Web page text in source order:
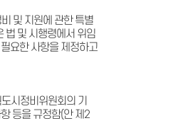
및 지원에 관한 특별
법 및 시행령에서 위임
요한 사항을 제정하고
시정비위원회의 기
등을 규정함(안 제2